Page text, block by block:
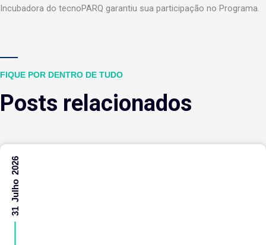
Incubadora do tecnoPARQ garantiu sua participação no Programa.
FIQUE POR DENTRO DE TUDO
Posts relacionados
31 Julho 2026